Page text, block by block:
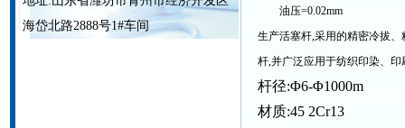
海岱北路2888号1#车间
油压=0.02mm
生产活塞杆,采用的精密冷拔
杆,并广泛应用于纺织印染、
杆径:Φ6-Φ1000m
材质:45 2Cr13